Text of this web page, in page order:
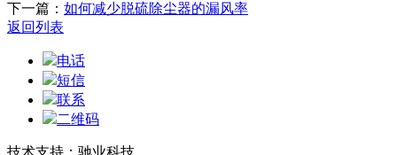
下一篇： 如何减少脱硫除尘器的漏风率
返回列表
电话
短信
联系
二维码
技术支持：驰业科技